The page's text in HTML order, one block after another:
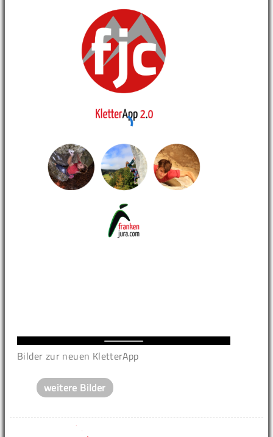
Bilder zur neuen KletterApp
weitere Bilder